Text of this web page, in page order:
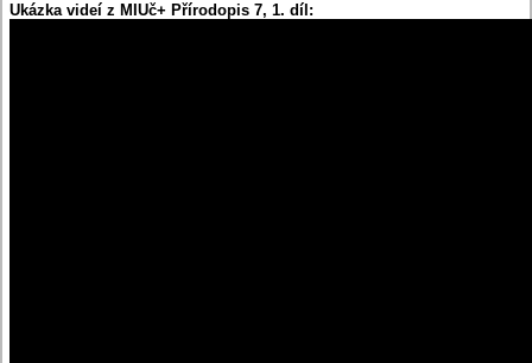
Ukázka videí z MIUč+ Přírodopis 7, 1. díl: